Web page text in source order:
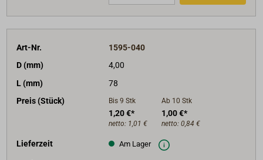
Art-Nr.
1595-040
D (mm)
4,00
L (mm)
78
Preis (Stück)
Bis 9 Stk
1,20 €*
netto: 1,01 €
Ab 10 Stk
1,00 €*
netto: 0,84 €
Lieferzeit Am Lager